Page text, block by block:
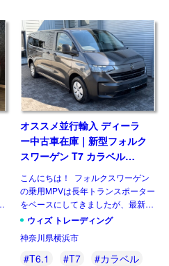
オススメ並行輸入 ディーラ
ー中古車在庫｜新型フォルク
スワーゲン T7 カラベル
2.0TDI 150PS 9人乗り LWB
8AT 左ハンドル
こんにちは！ フォルクスワーゲン
の乗用MPVは長年トランスポーター
をベースにしてきましたが、最新の
第7世代では大きな動きがありまし
乗用車系プラットフォームを採用し
たモデルとして […]
ウィズ トレーディング
神奈川県横浜市
#T6.1 #T7 #カラベル